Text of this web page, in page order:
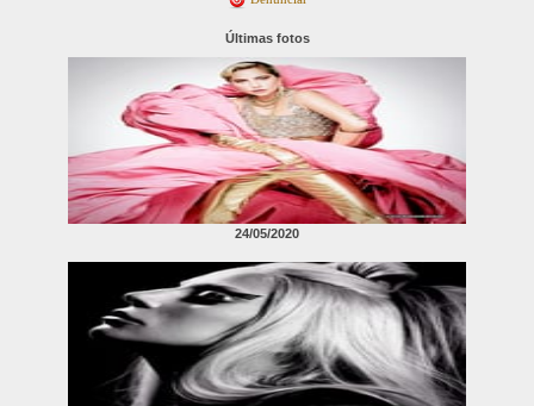
Últimas fotos
24/05/2020